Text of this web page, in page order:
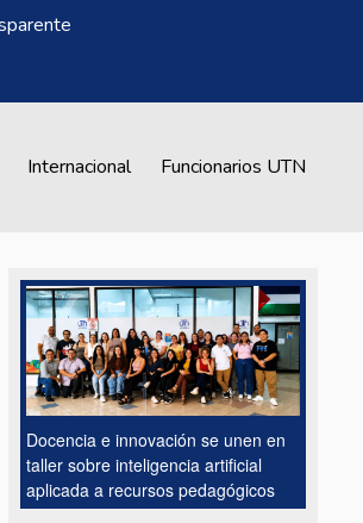
Internacional Funcionarios UTN
Docencia e innovación se unen en
taller sobre inteligencia artificial
aplicada a recursos pedagógicos